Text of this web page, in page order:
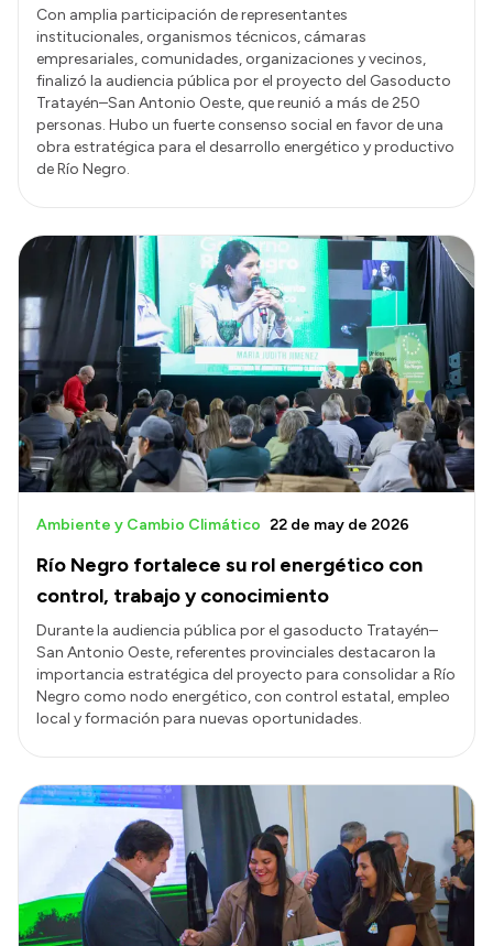
Con amplia participación de representantes
institucionales, organismos técnicos, cámaras
empresariales, comunidades, organizaciones y vecinos,
finalizó la audiencia pública por el proyecto del Gasoducto
Tratayén–San Antonio Oeste, que reunió a más de 250
personas. Hubo un fuerte consenso social en favor de una
obra estratégica para el desarrollo energético y productivo
de Río Negro.
Río Negro fortalece su rol energético con
control, trabajo y conocimiento
Ambiente y Cambio Climático 22 de may de 2026
Durante la audiencia pública por el gasoducto Tratayén–
San Antonio Oeste, referentes provinciales destacaron la
importancia estratégica del proyecto para consolidar a Río
Negro como nodo energético, con control estatal, empleo
local y formación para nuevas oportunidades.